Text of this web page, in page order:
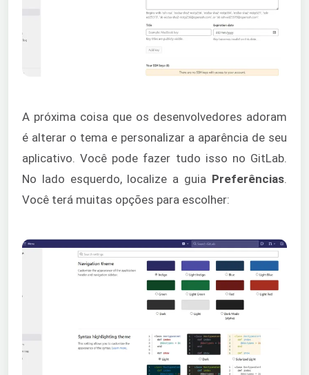
A próxima coisa que os desenvolvedores adoram
é alterar o tema e personalizar a aparência de seu
aplicativo. Você pode fazer tudo isso no GitLab.
No lado esquerdo, localize a guia Preferências
Você terá muitas opções para escolher: